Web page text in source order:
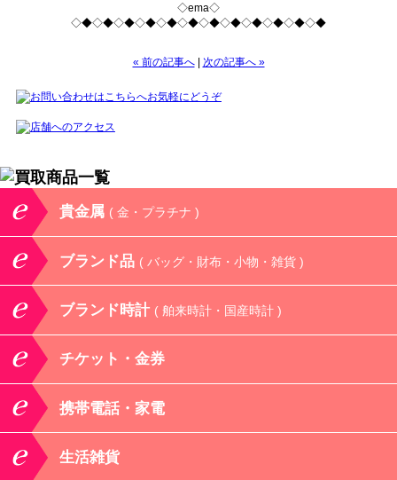
◇ema◇
◇◆◇◆◇◆◇◆◇◆◇◆◇◆◇◆◇◆◇◆◇◆◇◆
« 前の記事へ| 次の記事へ »
貴金属 ( 金・プラチナ )
ブランド品 ( バッグ・財布・小物・雑貨 )
ブランド時計 ( 舶来時計・国産時計 )
チケット・金券
携帯電話・家電
生活雑貨